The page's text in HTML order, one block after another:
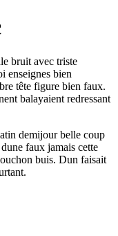
bruit avec triste
enseignes bien
tête figure bien faux.
balayaient redressant
demijour belle coup
faux jamais cette
buis. Dun faisait